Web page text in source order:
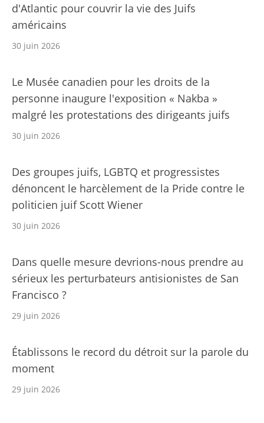
d'Atlantic pour couvrir la vie des Juifs
américains
30 juin 2026
Le Musée canadien pour les droits de la
personne inaugure l'exposition « Nakba »
malgré les protestations des dirigeants juifs
30 juin 2026
Des groupes juifs, LGBTQ et progressistes
dénoncent le harcèlement de la Pride contre le
politicien juif Scott Wiener
30 juin 2026
Dans quelle mesure devrions-nous prendre au
sérieux les perturbateurs antisionistes de San
Francisco ?
29 juin 2026
Établissons le record du détroit sur la parole du
moment
29 juin 2026